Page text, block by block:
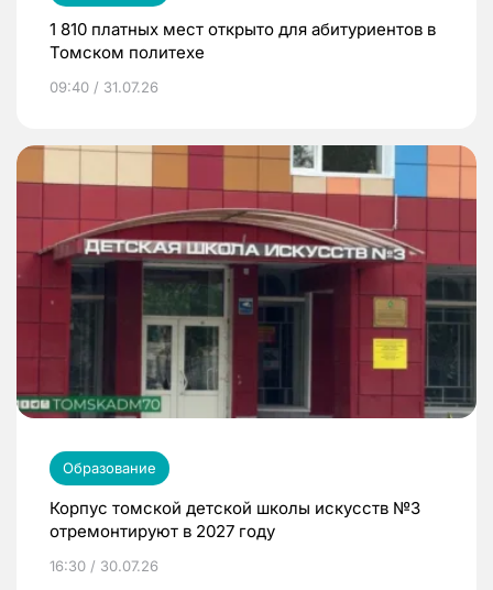
1 810 платных мест открыто для абитуриентов в
Томском политехе
09:40 / 31.07.26
Образование
Корпус томской детской школы искусств №3
отремонтируют в 2027 году
16:30 / 30.07.26